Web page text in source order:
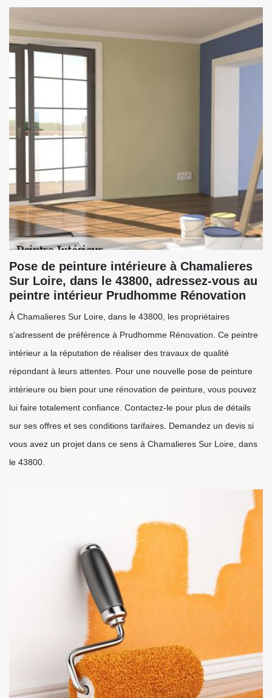
Pose de peinture intérieure à Chamalieres
Sur Loire, dans le 43800, adressez-vous au
peintre intérieur Prudhomme Rénovation
À Chamalieres Sur Loire, dans le 43800, les propriétaires
s’adressent de préférence à Prudhomme Rénovation. Ce peintre
intérieur a la réputation de réaliser des travaux de qualité
répondant à leurs attentes. Pour une nouvelle pose de peinture
intérieure ou bien pour une rénovation de peinture, vous pouvez
lui faire totalement confiance. Contactez-le pour plus de détails
sur ses offres et ses conditions tarifaires. Demandez un devis si
vous avez un projet dans ce sens à Chamalieres Sur Loire, dans
le 43800.